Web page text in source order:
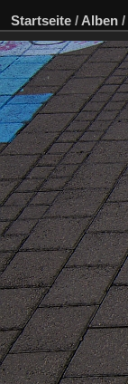
Startseite / Alben /